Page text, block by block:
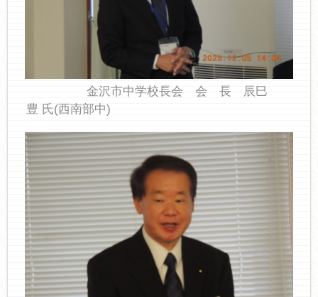
金沢市中学校長会 会 長 辰巳
豊 氏(西南部中)